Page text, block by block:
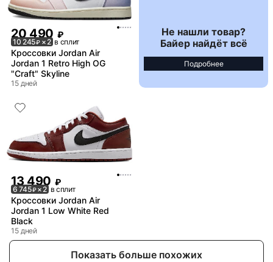
20 490 ₽
10 245₽ × 2 в сплит
Кроссовки Jordan Air
Jordan 1 Retro High OG
"Craft" Skyline
15 дней
Не нашли товар?
Байер найдёт всё
Подробнее
13 490 ₽
6 745₽× 2 в сплит
Кроссовки Jordan Air
Jordan 1 Low White Red
Black
15 дней
Показать больше похожих